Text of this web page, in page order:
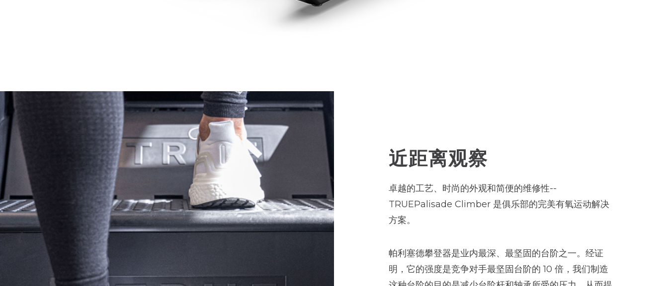
近距离观察
卓越的工艺、时尚的外观和简便的维修性--
TRUEPalisade Climber 是俱乐部的完美有氧运动解决
方案。
帕利塞德攀登器是业内最深、最坚固的台阶之一。经证
明，它的强度是竞争对手最坚固台阶的 10 倍，我们制造